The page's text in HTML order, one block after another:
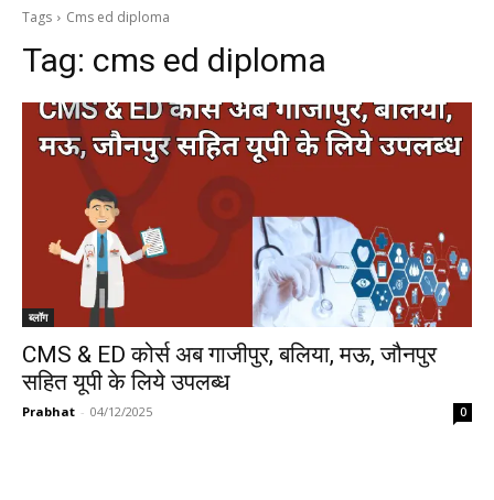
Tags Cms ed diploma
Tag: cms ed diploma
ब्लॉग
CMS & ED कोर्स अब गाजीपुर, बलिया, मऊ, जौनपुर
सहित यूपी के लिये उपलब्ध
Prabhat - 04/12/2025 0